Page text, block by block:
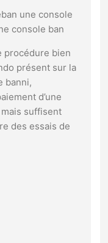
une console
console ban
procédure bien
présent sur la
banni,
d’une
suffisent
des essais de